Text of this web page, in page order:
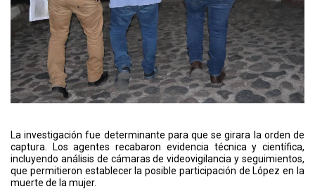
La investigación fue determinante para que se girara la orden de
captura. Los agentes recabaron evidencia técnica y científica,
incluyendo análisis de cámaras de videovigilancia y seguimientos,
que permitieron establecer la posible participación de López en la
muerte de la mujer.